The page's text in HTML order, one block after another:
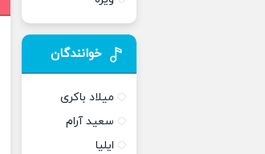
خوانندگان
میلاد باکری
سعید آرام
ایلیا